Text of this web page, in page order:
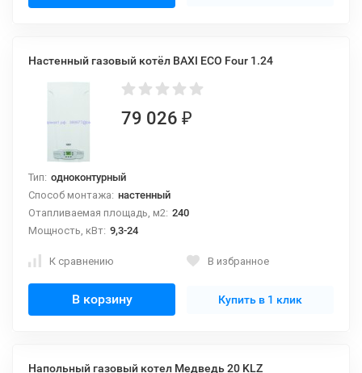
Настенный газовый котёл BAXI ECO Four 1.24
79 026 ₽
Тип: одноконтурный
Способ монтажа: настенный
Отапливаемая площадь, м2: 240
Мощность, кВт: 9,3-24
К сравнению В избранное
В корзину Купить в 1 клик
Напольный газовый котел Медведь 20 KLZ